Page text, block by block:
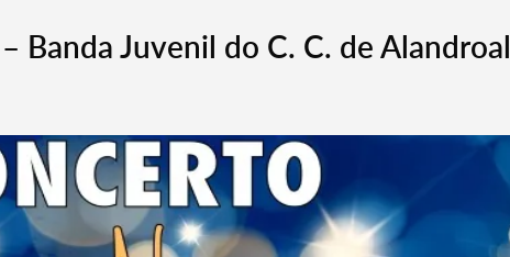
Banda Juvenil do C. C. de Alandroal